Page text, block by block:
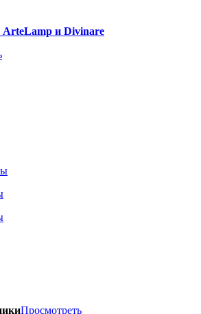
ArteLamp и Divinare
Просмотреть